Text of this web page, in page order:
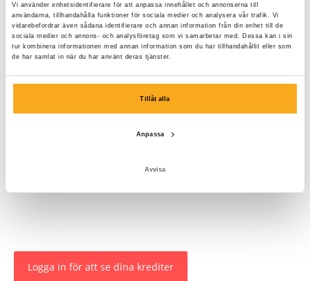
Vi använder enhetsidentifierare för att anpassa innehållet och annonserna till
användarna, tillhandahålla funktioner för sociala medier och analysera vår trafik. Vi
vidarebefordrar även sådana identifierare och annan information från din enhet till de
sociala medier och annons- och analysföretag som vi samarbetar med. Dessa kan i sin
tur kombinera informationen med annan information som du har tillhandahållit eller som
de har samlat in när du har använt deras tjänster.
Tillåt alla
Anpassa
Avvisa
Logga in för att se dina krediter